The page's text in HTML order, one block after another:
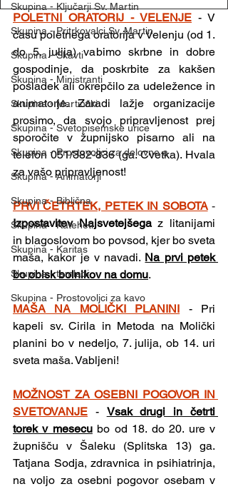
Skupina - Ključarji Sv. Martin
Skupina - Pritrkovalci Sv. Martin
Skupina - Skavti
Skupina - Ministranti
Skupina - Martinčki
Skupina - Svetopisemske urice
Skupina - Prostovoljci za delovne a
Skupina - Animatorji
Skupina - Biblična
Skupina - Kateheti
Skupina - Karitas
Skupina - tamladi
Skupina - Prostovoljci za kavo
POLETNI ORATORIJ - VELENJE - V
času poletnega oratorija v Velenju (od 1.
do 5. julija) vabimo skrbne in dobre
gospodinje, da poskrbite za kakšen
posladek ali okrepčilo za udeležence in
animatorje. Zaradi lažje organizacije
prosimo, da svojo pripravljenost prej
sporočite v župnijsko pisarno ali na
telefon 051/382-836 (ga. Cvetka). Hvala
za vašo pripravljenost!
PRVI ČETRTEK, PETEK IN SOBOTA
Izpostavitev Najsvetejšega z litanijami
in blagoslovom bo povsod, kjer bo sveta
maša, kakor je v navadi. Na prvi petek
bo obisk bolnikov na domu.
MAŠA NA MOLIČKI PLANINI
- Pri
kapeli sv. Cirila in Metoda na Molički
planini bo v nedeljo, 7. julija, ob 14. uri
sveta maša. Vabljeni!
MOŽNOST ZA OSEBNI POGOVOR IN
SVETOVANJE - Vsak drugi in četrti
torek v mesecu bo od 18. do 20. ure v
župnišču v Šaleku (Splitska 13) ga.
Tatjana Sodja, zdravnica in psihiatrinja,
na voljo za osebni pogovor osebam v